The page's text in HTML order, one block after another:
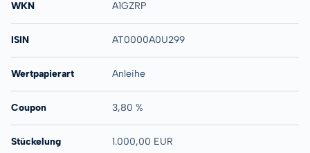
WKN A1GZRP
ISIN AT0000A0U299
Wertpapierart Anleihe
Coupon 3,80 %
Stückelung 1.000,00 EUR